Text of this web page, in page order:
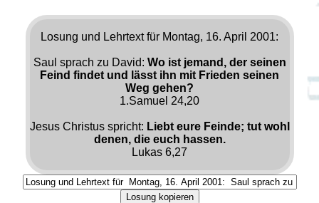
Losung und Lehrtext für Montag, 16. April 2001:
Saul sprach zu David: Wo ist jemand, der seinen
Feind findet und lässt ihn mit Frieden seinen
Weg gehen?
1.Samuel 24,20
Jesus Christus spricht: Liebt eure Feinde; tut wohl
denen, die euch hassen.
Lukas 6,27
Losung kopieren